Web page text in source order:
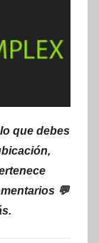
que debes
💬